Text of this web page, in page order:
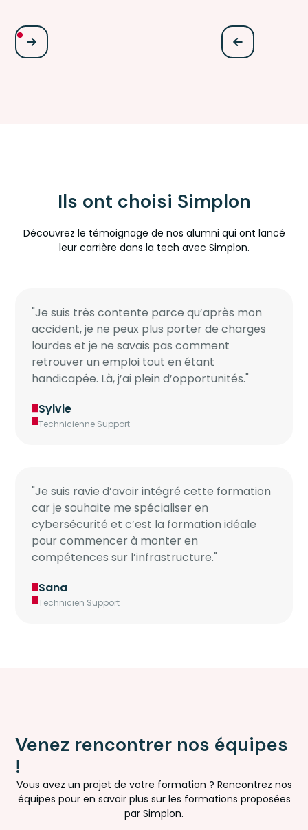
Ils ont choisi Simplon
Découvrez le témoignage de nos alumni qui ont lancé
leur carrière dans la tech avec Simplon.
"Je suis très contente parce qu’après mon
accident, je ne peux plus porter de charges
lourdes et je ne savais pas comment
retrouver un emploi tout en étant
handicapée. Là, j’ai plein d’opportunités."
Sylvie
Technicienne Support
"Je suis ravie d’avoir intégré cette formation
car je souhaite me spécialiser en
cybersécurité et c’est la formation idéale
pour commencer à monter en
compétences sur l’infrastructure."
Sana
Technicien Support
Venez rencontrer nos équipes
!
Vous avez un projet de votre formation ? Rencontrez nos
équipes pour en savoir plus sur les formations proposées
par Simplon.